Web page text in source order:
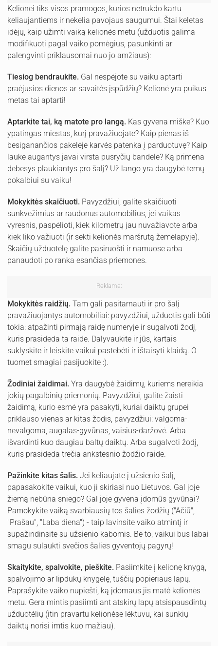
Kelionei tiks visos pramogos, kurios netrukdo kartu
keliaujantiems ir nekelia pavojaus saugumui. Štai keletas
idėjų, kaip užimti vaiką kelionės metu (užduotis galima
modifikuoti pagal vaiko pomėgius, pasunkinti ar
palengvinti priklausomai nuo jo amžiaus):
Tiesiog bendraukite. Gal nespėjote su vaiku aptarti
praėjusios dienos ar savaitės įspūdžių? Kelionė yra puikus
metas tai aptarti!
Aptarkite tai, ką matote pro langą. Kas gyvena miške? Kuo
ypatingas miestas, kurį pravažiuojate? Kaip pienas iš
besiganančios pakelėje karvės patenka į parduotuvę? Kaip
lauke augantys javai virsta pusryčių bandele? Ką primena
debesys plaukiantys pro šalį? Už lango yra daugybė temų
pokalbiui su vaiku!
Mokykitės skaičiuoti. Pavyzdžiui, galite skaičiuoti
sunkvežimius ar raudonus automobilius, jei vaikas
vyresnis, paspėlioti, kiek kilometrų jau nuvažiavote arba
kiek liko važiuoti (ir sekti kelionės maršrutą žemėlapyje).
Skaičių užduotėlę galite pasiruošti ir namuose arba
panaudoti po ranka esančias priemones.
Reklama:
Mokykitės raidžių. Tam gali pasitarnauti ir pro šalį
pravažiuojantys automobiliai: pavyzdžiui, užduotis gali būti
tokia: atpažinti pirmąją raidę numeryje ir sugalvoti žodį,
kuris prasideda ta raide. Dalyvaukite ir jūs, kartais
suklyskite ir leiskite vaikui pastebėti ir ištaisyti klaidą. O
tuomet smagiai pasijuokite :).
Žodiniai žaidimai. Yra daugybė žaidimų, kuriems nereikia
jokių pagalbinių priemonių. Pavyzdžiui, galite žaisti
žaidimą, kurio esmė yra pasakyti, kuriai daiktų grupei
priklauso vienas ar kitas žodis, pavyzdžiui: valgoma-
nevalgoma, augalas-gyvūnas, vaisius-daržovė. Arba
išvardinti kuo daugiau baltų daiktų. Arba sugalvoti žodį,
kuris prasideda trečia ankstesnio žodžio raide.
Pažinkite kitas šalis. Jei keliaujate į užsienio šalį,
papasakokite vaikui, kuo ji skiriasi nuo Lietuvos. Gal joje
žiemą nebūna sniego? Gal joje gyvena įdomūs gyvūnai?
Pamokykite vaiką svarbiausių tos šalies žodžių ("Ačiū",
"Prašau", "Laba diena") - taip lavinsite vaiko atmintį ir
supažindinsite su užsienio kabomis. Be to, vaikui bus labai
smagu sulaukti svečios šalies gyventojų pagyrų!
Skaitykite, spalvokite, pieškite. Pasiimkite į kelionę knygą,
spalvojimo ar lipdukų knygelę, tuščių popieriaus lapų.
Paprašykite vaiko nupiešti, ką įdomaus jis matė kelionės
metu. Gera mintis pasiimti ant atskirų lapų atsispausdintų
užduotėlių (itin pravartu kelionėse lėktuvu, kai sunkių
daiktų norisi imtis kuo mažiau).